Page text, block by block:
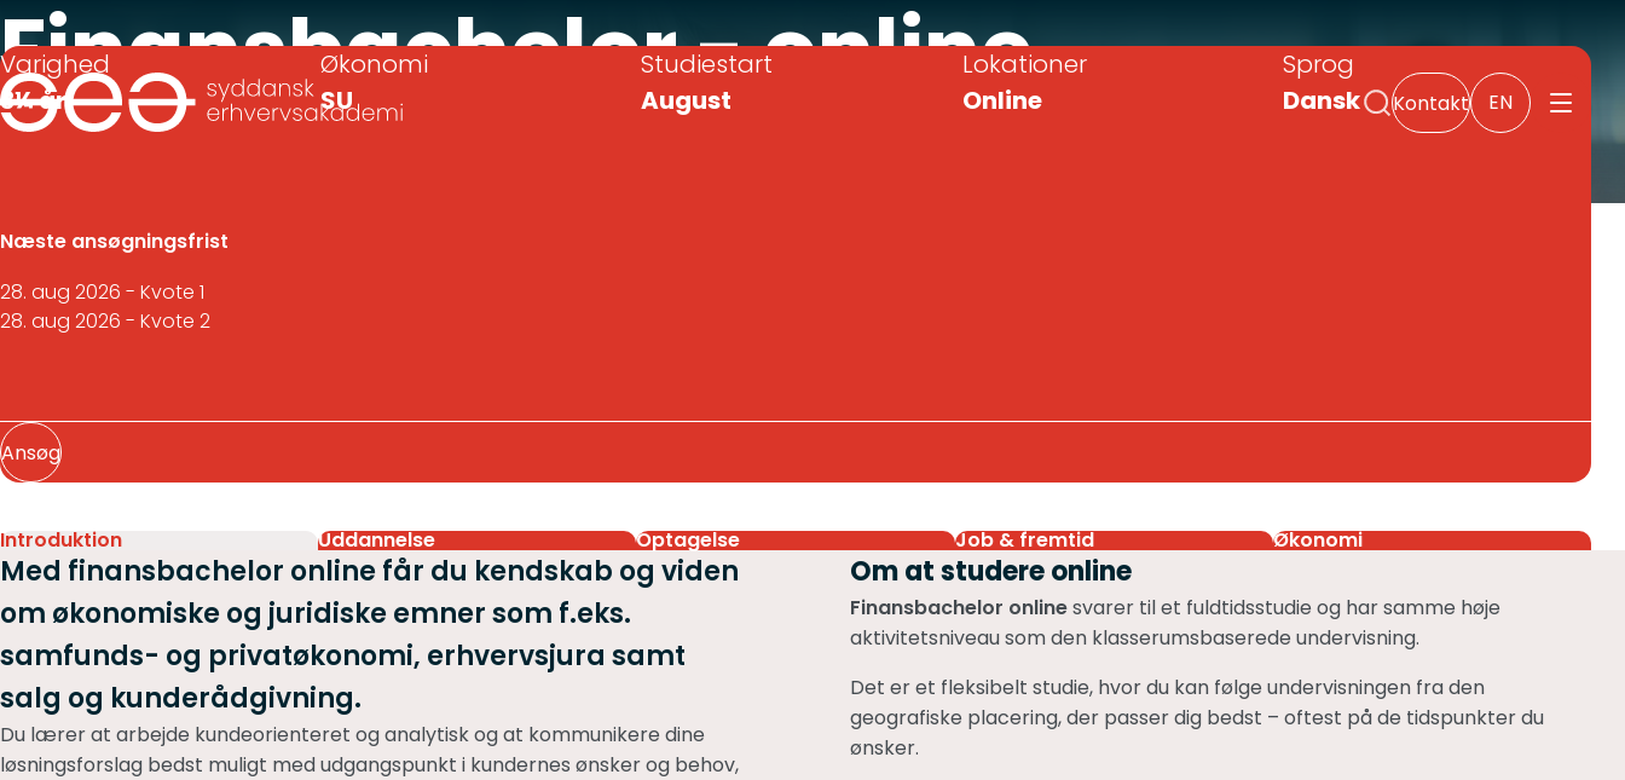
Kontakt EN
Finansbachelor - online
Professionsbachelor
Varighed
3¼ år
Økonomi
SU
Studiestart
August
Lokationer
Online
Sprog
Dansk
Næste ansøgningsfrist
28. aug 2026 - Kvote 1
28. aug 2026 - Kvote 2
Ansøg
Introduktion Uddannelse Optagelse Job & fremtid Økonomi
Med finansbachelor online får du kendskab og viden
om økonomiske og juridiske emner som f.eks.
samfunds- og privatøkonomi, erhvervsjura samt
salg og kunderådgivning.
Du lærer at arbejde kundeorienteret og analytisk og at kommunikere dine
løsningsforslag bedst muligt med udgangspunkt i kundernes ønsker og behov,
Om at studere online
Finansbachelor onlinesvarer til et fuldtidsstudie og har samme høje
aktivitetsniveau som den klasserumsbaserede undervisning.
Det er et fleksibelt studie, hvor du kan følge undervisningen fra den
geografiske placering, der passer dig bedst – oftest på de tidspunkter du
ønsker.